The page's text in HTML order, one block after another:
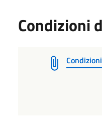
Condizioni